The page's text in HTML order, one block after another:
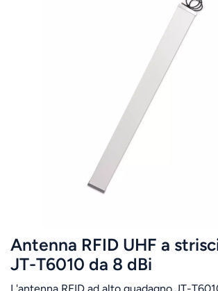
Antenna RFID UHF a
JT-T6010 da 8 dBi
L'antenna RFID ad alto guadagno JT-